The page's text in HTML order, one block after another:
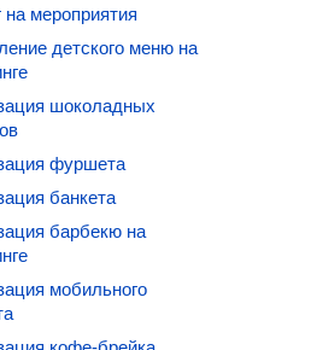
на мероприятия
детского меню на
шоколадных
фуршета
банкета
барбекю на
мобильного